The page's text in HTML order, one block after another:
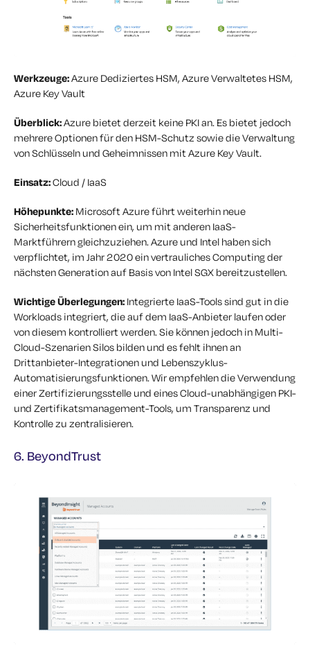
Werkzeuge:Azure Dediziertes HSM, Azure Verwaltetes HSM,
Azure Key Vault
Überblick:Azure bietet derzeit keine PKI an. Es bietet jedoch
mehrere Optionen für den HSM-Schutz sowie die Verwaltung
von Schlüsseln und Geheimnissen mit Azure Key Vault.
Einsatz:Cloud / IaaS
Höhepunkte: Microsoft Azure führt weiterhin neue
Sicherheitsfunktionen ein, um mit anderen IaaS-
Marktführern gleichzuziehen. Azure und Intel haben sich
verpflichtet, im Jahr 2020 ein vertrauliches Computing der
nächsten Generation auf Basis von Intel SGX bereitzustellen.
Wichtige Überlegungen: Integrierte IaaS-Tools sind gut in die
Workloads integriert, die auf dem IaaS-Anbieter laufen oder
von diesem kontrolliert werden. Sie können jedoch in Multi-
Cloud-Szenarien Silos bilden und es fehlt ihnen an
Drittanbieter-Integrationen und Lebenszyklus-
Automatisierungsfunktionen. Wir empfehlen die Verwendung
einer Zertifizierungsstelle und eines Cloud-unabhängigen PKI-
und Zertifikatsmanagement-Tools, um Transparenz und
Kontrolle zu zentralisieren.
6. BeyondTrust